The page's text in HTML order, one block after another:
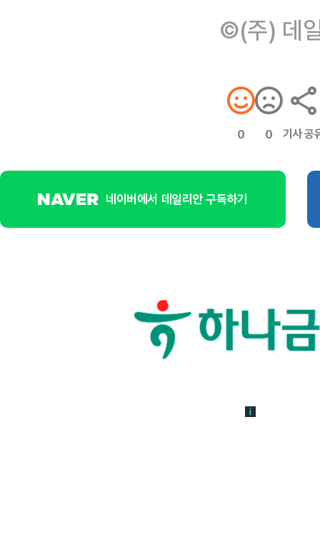
©(주) 데
0 0 기사 공
네이버에서 데일리안 구독하기